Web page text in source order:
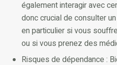
également interagir avec
donc crucial de consulter
en particulier si vous
ou si vous prenez des
Risques de dépendance :